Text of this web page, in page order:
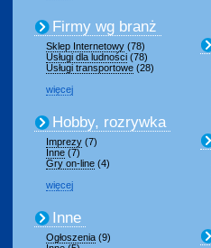
Firmy wg branż
Sklep Internetowy (78)
Usługi dla ludności (78)
Usługi transportowe (28)
więcej
Hobby, rozrywka
Imprezy (7)
Inne (7)
Gry on-line (4)
więcej
Inne
Ogłoszenia (9)